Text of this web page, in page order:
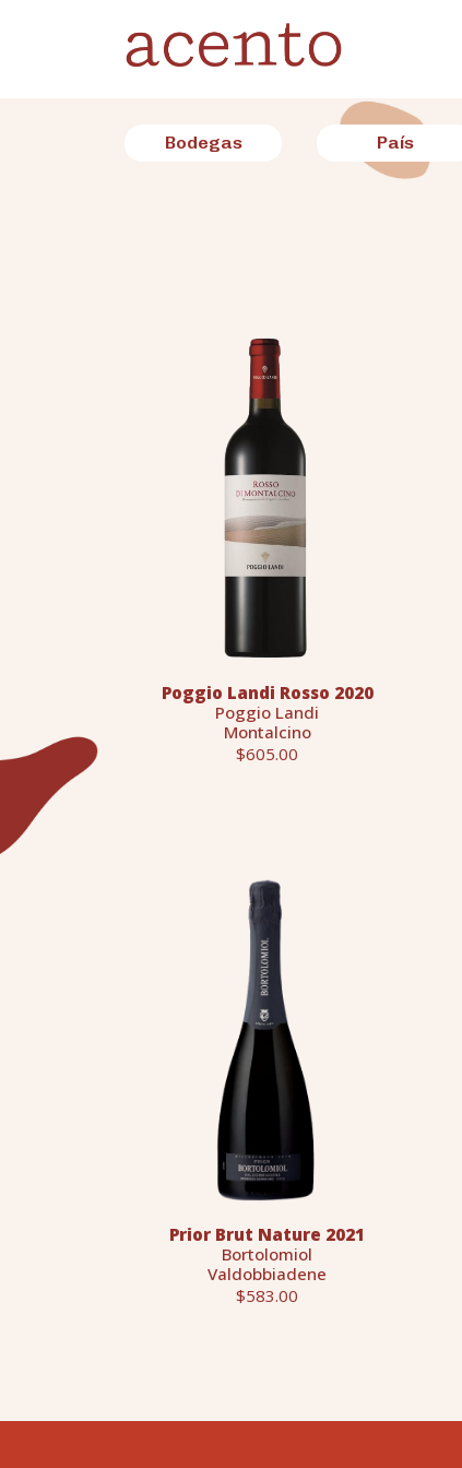
Bodegas País
Poggio Landi Rosso 2020
Poggio Landi
Montalcino
$605.00
Prior Brut Nature 2021
Bortolomiol
Valdobbiadene
$583.00